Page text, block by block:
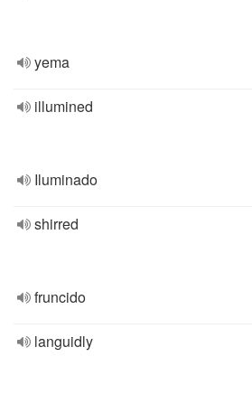
yema
illumined
Iluminado
shirred
fruncido
languidly